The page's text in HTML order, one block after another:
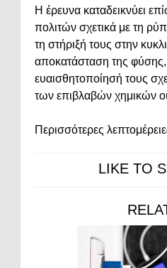
Η έρευνα καταδεικνύει
πολιτών σχετικά με τη
τη στήριξή τους στην
αποκατάσταση της
ευαισθητοποίησή τους
των επιβλαβών χημικών
Περισσότερες
LIKE TO